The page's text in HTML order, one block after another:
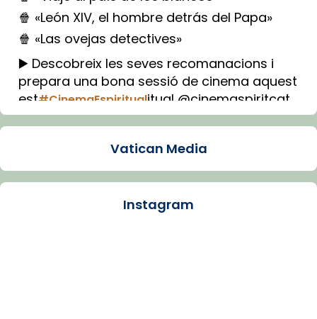
🍿 «León XIV, el hombre detrás del Papa»
🍿 «Las ovejas detectives»
▶️ Descobreix les seves recomanacions i
prepara una bona sessió de cinema aquest
est#CinemaEspiritualitual @cinemaspiritcat
Imatge: Generada amb IA (OpenAI)
Arquebisbat de Barcelona
Vatican Media
Instagram